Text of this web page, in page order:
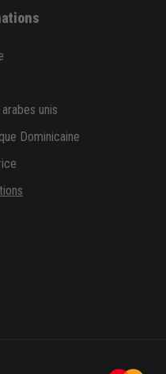
unis
Dominicaine